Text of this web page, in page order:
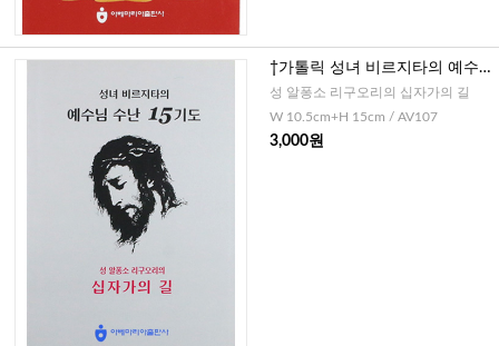
†가톨릭 성녀 비르지타의 예수님
수난 15기도(소)
성 알퐁소 리구오리의 십자가의 길
W 10.5cm+H 15cm / AV107
3,000원